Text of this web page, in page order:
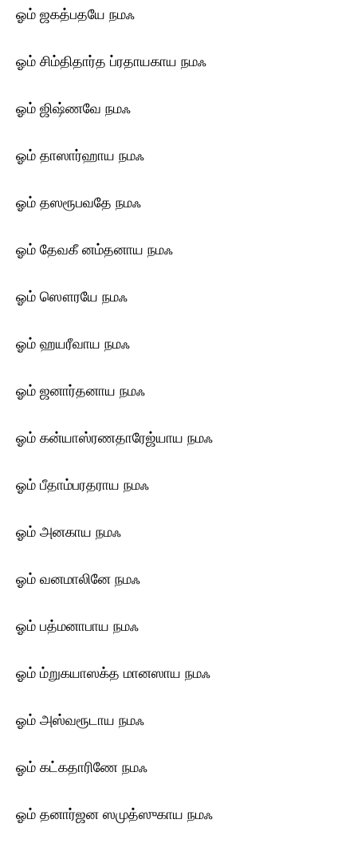
ஓம் ஜகத்பதயே ந‌மஃ
ஓம் சிம்திதார்த ப்ரதாயகாய ந‌மஃ
ஓம் ஜிஷ்ணவே ந‌மஃ
ஓம் தாஸார்ஹாய ந‌மஃ
ஓம் தஸரூபவதே ந‌மஃ
ஓம் தேவகீ னம்தனாய ந‌மஃ
ஓம் ஸௌரயே ந‌மஃ
ஓம் ஹயரீவாய ந‌மஃ
ஓம் ஜனார்தனாய ந‌மஃ
ஓம் கன்யாஸ்ரணதாரேஜ்யாய ந‌மஃ
ஓம் பீதாம்பரதராய ந‌மஃ
ஓம் அனகாய ந‌மஃ
ஓம் வனமாலினே ந‌மஃ
ஓம் பத்மனாபாய ந‌மஃ
ஓம் ம்றுகயாஸக்த மானஸாய ந‌மஃ
ஓம் அஸ்வரூடாய ந‌மஃ
ஓம் கட்கதாரிணே ந‌மஃ
ஓம் தனார்ஜன ஸமுத்ஸுகாய ந‌மஃ